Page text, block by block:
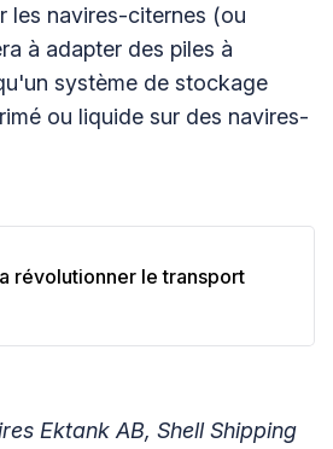
les navires-citernes (ou
à adapter des piles à
système de stockage
ou liquide sur des navires-
révolutionner le transport
Ektank AB, Shell Shipping